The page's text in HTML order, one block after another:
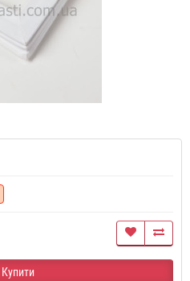
Купити